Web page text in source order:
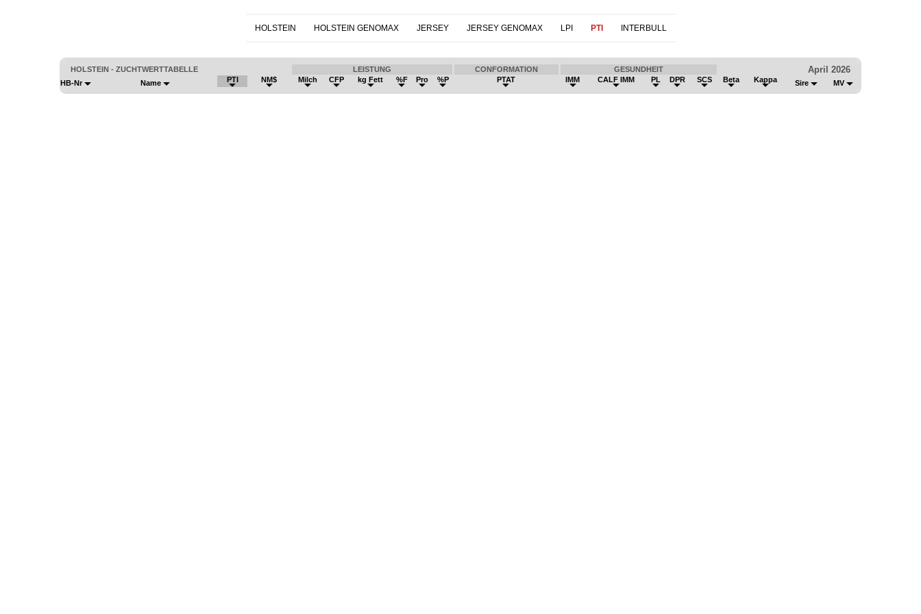
HOLSTEIN HOLSTEIN GENOMAX JERSEY JERSEY GENOMAX LPI PTI INTERBULL
HOLSTEIN - ZUCHTWERTTABELLE LEISTUNG CONFORMATION GESUNDHEIT April 2026
HB-Nr Name PTI NM$ Milch CFP kg Fett %F Pro %P PTAT IMM CALF IMM PL DPR SCS Beta Kappa Sire MV